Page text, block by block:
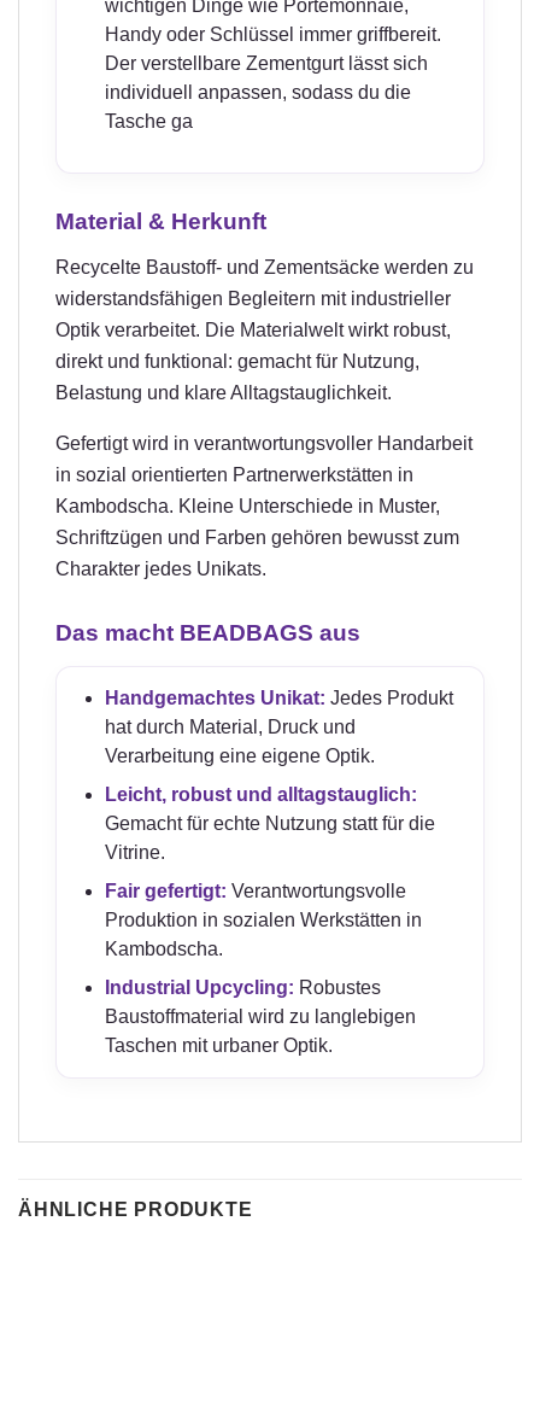
wichtigen Dinge wie Portemonnaie,
Handy oder Schlüssel immer griffbereit.
Der verstellbare Zementgurt lässt sich
individuell anpassen, sodass du die
Tasche ga
Material & Herkunft
Recycelte Baustoff- und Zementsäcke werden zu
widerstandsfähigen Begleitern mit industrieller
Optik verarbeitet. Die Materialwelt wirkt robust,
direkt und funktional: gemacht für Nutzung,
Belastung und klare Alltagstauglichkeit.
Gefertigt wird in verantwortungsvoller Handarbeit
in sozial orientierten Partnerwerkstätten in
Kambodscha. Kleine Unterschiede in Muster,
Schriftzügen und Farben gehören bewusst zum
Charakter jedes Unikats.
Das macht BEADBAGS aus
Handgemachtes Unikat: Jedes Produkt
hat durch Material, Druck und
Verarbeitung eine eigene Optik.
Leicht, robust und alltagstauglich:
Gemacht für echte Nutzung statt für die
Vitrine.
Fair gefertigt: Verantwortungsvolle
Produktion in sozialen Werkstätten in
Kambodscha.
Industrial Upcycling: Robustes
Baustoffmaterial wird zu langlebigen
Taschen mit urbaner Optik.
ÄHNLICHE PRODUKTE